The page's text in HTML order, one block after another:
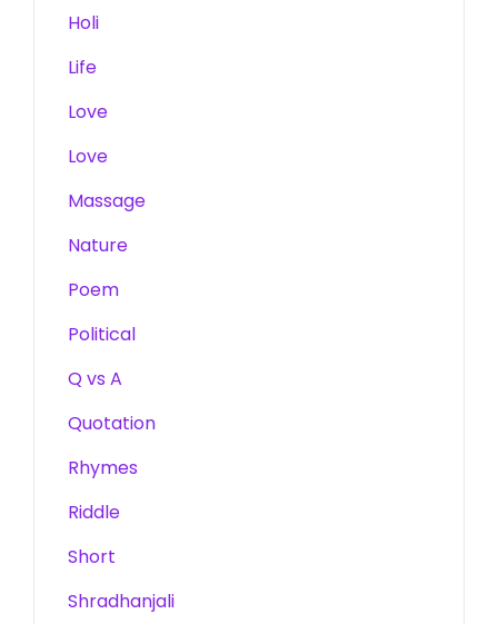
Holi
Life
Love
Love
Massage
Nature
Poem
Political
Q vs A
Quotation
Rhymes
Riddle
Short
Shradhanjali